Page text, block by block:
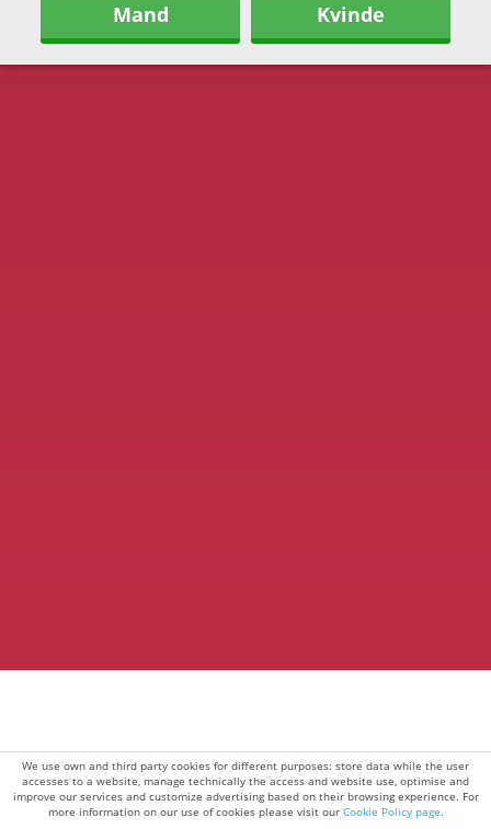
Mand Kvinde
We use own and third party cookies for different purposes: store data while the user
accesses to a website, manage technically the access and website use, optimise and
improve our services and customize advertising based on their browsing experience. For
more information on our use of cookies please visit our Cookie Policy page.